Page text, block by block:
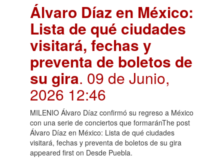
Álvaro Díaz en México:
Lista de qué ciudades
visitará, fechas y
preventa de boletos de
su gira. 09 de Junio,
2026 12:46
MILENIO Álvaro Díaz confirmó su regreso a México
con una serie de conciertos que formaránThe post
Álvaro Díaz en México: Lista de qué ciudades
visitará, fechas y preventa de boletos de su gira
appeared first on Desde Puebla.